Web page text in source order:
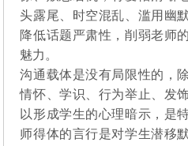
头露尾、时空混乱、滥用幽
降低话题严肃性，削弱老师
魅力。
沟通载体是没有局限性的，
情怀、学识、行为举止、发
以形成学生的心理暗示，是
师得体的言行是对学生潜移